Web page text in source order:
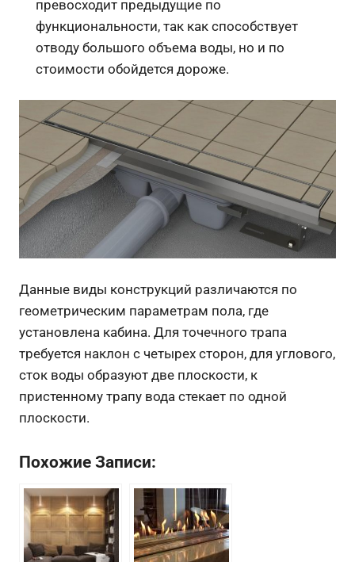
превосходит предыдущие по
функциональности, так как способствует
отводу большого объема воды, но и по
стоимости обойдется дороже.
Данные виды конструкций различаются по
геометрическим параметрам пола, где
установлена кабина. Для точечного трапа
требуется наклон с четырех сторон, для углового,
сток воды образуют две плоскости, к
пристенному трапу вода стекает по одной
плоскости.
Похожие Записи: